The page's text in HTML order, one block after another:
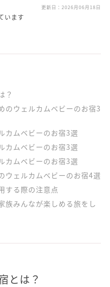
更新日： 2026月06月18日
います
？
のウェルカムベビーのお宿3
カムベビーのお宿3選
カムベビーのお宿3選
カムベビーのお宿3選
ウェルカムベビーのお宿4選
する際の注意点
族みんなが楽しめる旅をし
とは？